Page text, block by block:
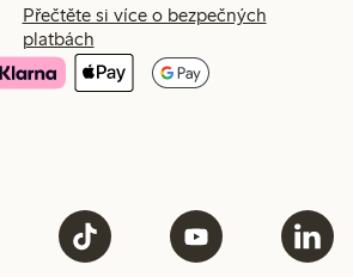
Přečtěte si více o bezpečných
platbách